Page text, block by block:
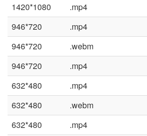
1420*1080
.mp4
946*720
.mp4
946*720
.webm
946*720
.mp4
632*480
.mp4
632*480
.webm
632*480
.mp4